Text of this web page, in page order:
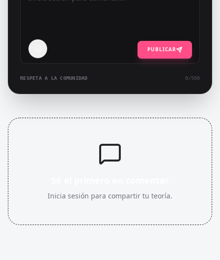
PUBLICAR
RESPETA A LA COMUNIDAD 0 /500
Inicia sesión para compartir tu teoría.